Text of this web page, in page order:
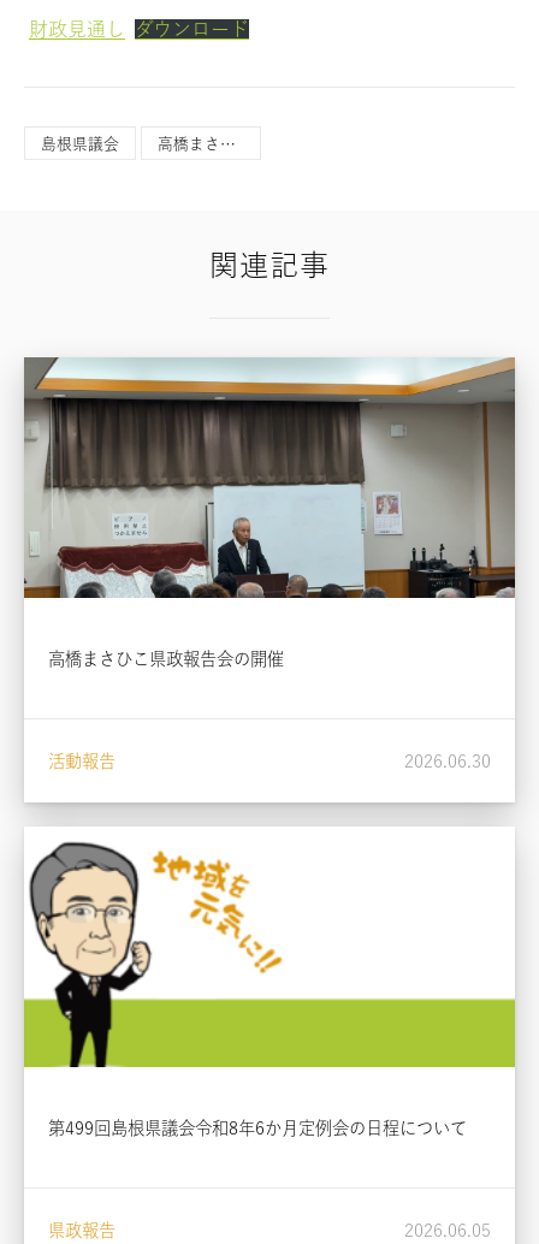
財政見通し ダウンロード
島根県議会 高橋まさひこ
関連記事
高橋まさひこ県政報告会の開催
活動報告 2026.06.30
第499回島根県議会令和8年6か月定例会の日程について
県政報告 2026.06.05